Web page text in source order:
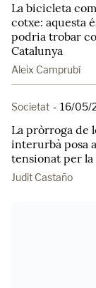
La bicicleta
cotxe: aquesta
podria trobar
Catalunya
Aleix Camprubí
Societat - 16/05/
La pròrroga de
interurbà posa
tensionat per
Judit Castaño